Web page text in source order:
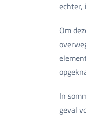
echter,
Om
In
geval